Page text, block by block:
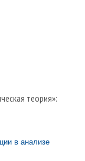
теория»:
в анализе